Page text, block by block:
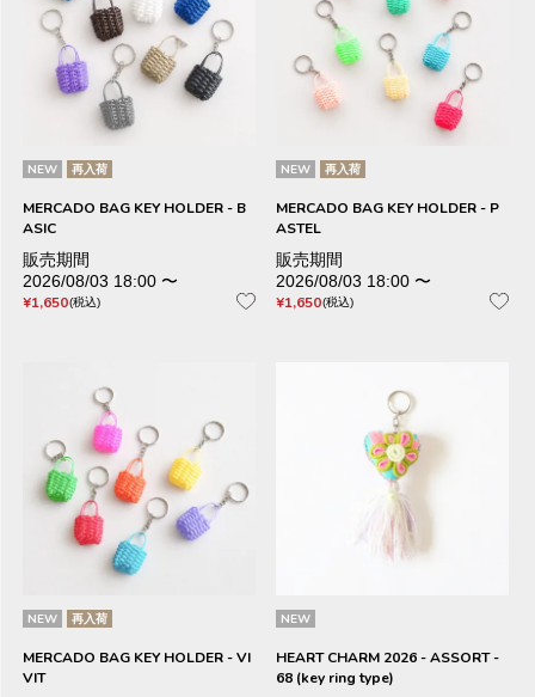
NEW 再入荷
MERCADO BAG KEY HOLDER - B
ASIC
販売期間
2026/08/03 18:00 〜
¥1,650 税込
NEW 再入荷
MERCADO BAG KEY HOLDER - P
ASTEL
販売期間
2026/08/03 18:00 〜
¥1,650 税込
NEW 再入荷
MERCADO BAG KEY HOLDER - VI
VIT
NEW
HEART CHARM 2026 - ASSORT -
68 (key ring type)